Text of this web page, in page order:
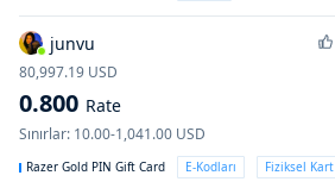
junvu
80,997.19 USD
0.800 Rate
Sınırlar: 10.00-1,041.00 USD
Razer Gold PIN Gift Card E-Kodları Fiziksel Kart